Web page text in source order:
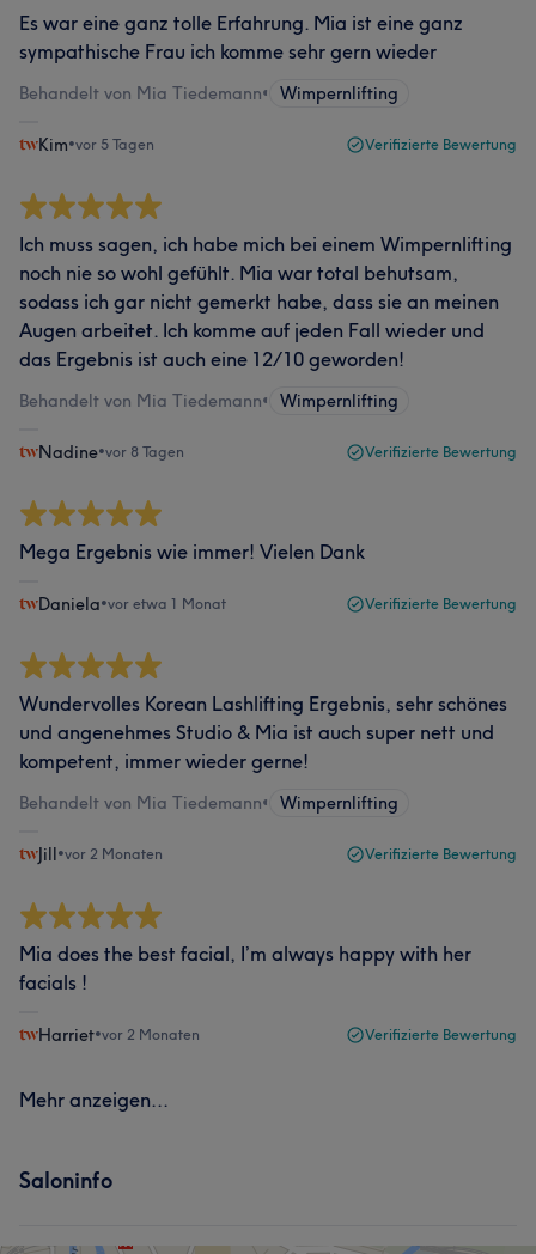
Es war eine ganz tolle Erfahrung. Mia ist eine ganz
sympathische Frau ich komme sehr gern wieder
Behandelt von Mia Tiedemann• Wimpernlifting
Kim•vor 5 Tagen Verifizierte Bewertung
Ich muss sagen, ich habe mich bei einem Wimpernlifting
noch nie so wohl gefühlt. Mia war total behutsam,
sodass ich gar nicht gemerkt habe, dass sie an meinen
Augen arbeitet. Ich komme auf jeden Fall wieder und
das Ergebnis ist auch eine 12/10 geworden!
Behandelt von Mia Tiedemann• Wimpernlifting
Nadine•vor 8 Tagen Verifizierte Bewertung
Mega Ergebnis wie immer! Vielen Dank
Daniela•vor etwa 1 Monat Verifizierte Bewertung
Wundervolles Korean Lashlifting Ergebnis, sehr schönes
und angenehmes Studio & Mia ist auch super nett und
kompetent, immer wieder gerne!
Behandelt von Mia Tiedemann• Wimpernlifting
Jill•vor 2 Monaten Verifizierte Bewertung
Mia does the best facial, I’m always happy with her
facials !
Harriet•vor 2 Monaten Verifizierte Bewertung
Mehr anzeigen...
Saloninfo